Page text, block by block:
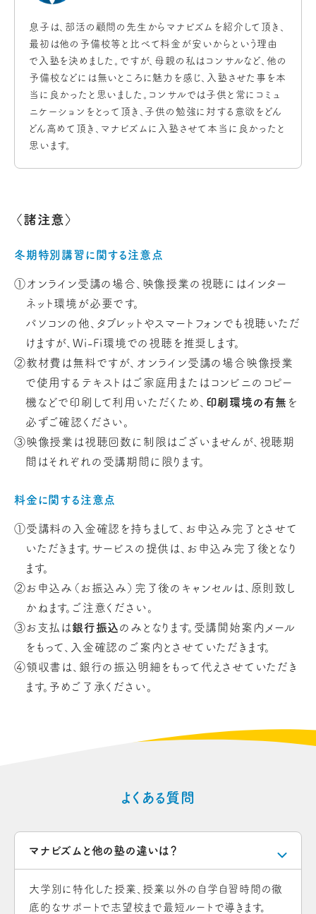
息子は、部活の顧問の先生からマナビズムを紹介して頂き、
最初は他の予備校等と比べて料金が安いからという理由
で入塾を決めました。ですが、母親の私はコンサルなど、他の
予備校などには無いところに魅力を感じ、入塾させた事を本
当に良かったと思いました。コンサルでは子供と常にコミュ
ニケーションをとって頂き、子供の勉強に対する意欲をどん
どん高めて頂き、マナビズムに入塾させて本当に良かったと
思います。
〈諸注意〉
冬期特別講習に関する注意点
①オンライン受講の場合、映像授業の視聴にはインター
ネット環境が必要です。
パソコンの他、タブレットやスマートフォンでも視聴いただ
けますが、Wi-Fi環境での視聴を推奨します。
②教材費は無料ですが、オンライン受講の場合映像授業
で使用するテキストはご家庭用またはコンビニのコピー
機などで印刷して利用いただくため、 印刷環境の有無 を
必ずご確認ください。
③映像授業は視聴回数に制限はございませんが、視聴期
間はそれぞれの受講期間に限ります。
料金に関する注意点
①受講料の入金確認を持ちまして、お申込み完了とさせて
いただきます。サービスの提供は、お申込み完了後となり
ます。
②お申込み（お振込み）完了後のキャンセルは、原則致し
かねます。ご注意ください。
③お支払は銀行振込のみとなります。受講開始案内メール
をもって、入金確認のご案内とさせていただきます。
④領収書は、銀行の振込明細をもって代えさせていただき
ます。予めご了承ください。
よくある質問
マナビズムと他の塾の違いは？
大学別に特化した授業、授業以外の自学自習時間の徹
底的なサポートで志望校まで最短ルートで導きます。